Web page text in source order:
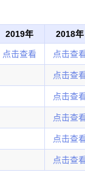
2019年 2018年
点击查看 点击查
点击查
点击查
点击查
点击查
点击查